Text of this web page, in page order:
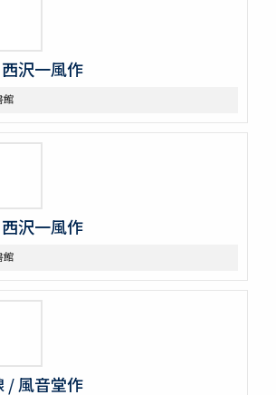
沢一風作
館
沢一風作
館
/ 風音堂作